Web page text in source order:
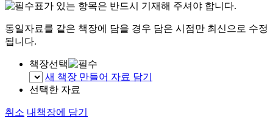
표가 있는 항목은 반드시 기재해 주셔야 합니다.
동일자료를 같은 책장에 담을 경우 담은 시점만 최신으로 수정
됩니다.
책장선택
새 책장 만들어 자료 담기
선택한 자료
취소 내책장에 담기